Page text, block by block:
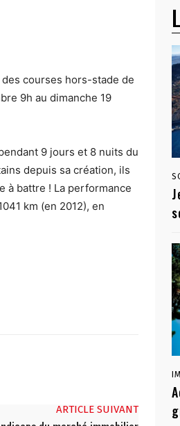
courses hors-stade de
9h au dimanche 19
9 jours et 8 nuits du
depuis sa création, ils
à battre ! La performance
km (en 2012), en
ARTICLE SUIVANT